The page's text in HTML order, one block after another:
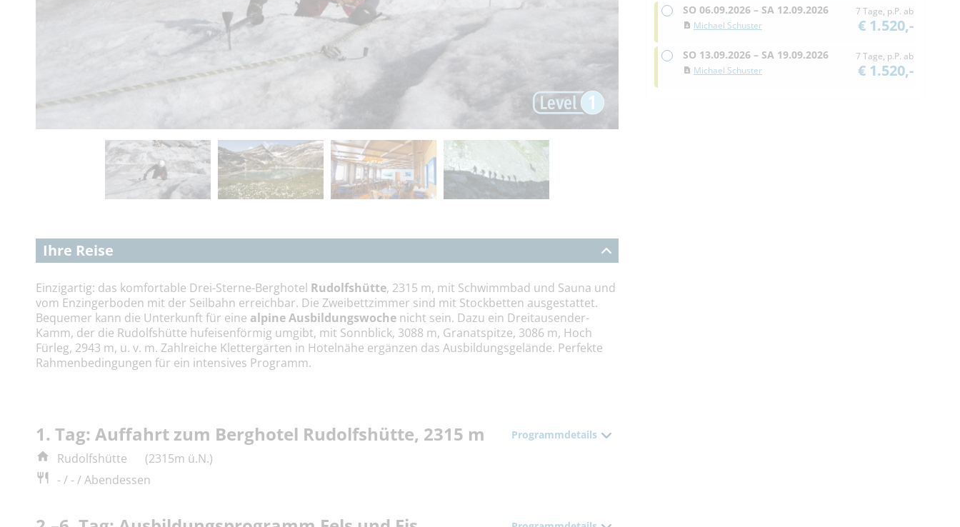
Ihre Reise
Einzigartig: das komfortable Drei-Sterne-Berghotel Rudolfshütte, 2315 m, mit Schwimmbad und Sauna und
vom Enzingerboden mit der Seilbahn erreichbar. Die Zweibettzimmer sind mit Stockbetten ausgestattet.
Bequemer kann die Unterkunft für eine alpine Ausbildungswoche nicht sein. Dazu ein Dreitausender-
Kamm, der die Rudolfshütte hufeisenförmig umgibt, mit Sonnblick, 3088 m, Granatspitze, 3086 m, Hoch
Fürleg, 2943 m, u. v. m. Zahlreiche Klettergärten in Hotelnähe ergänzen das Ausbildungsgelände. Perfekte
Rahmenbedingungen für ein intensives Programm.
1. Tag: Auffahrt zum Berghotel Rudolfshütte, 2315 m Programmdetails
Rudolfshütte
(2315m ü.N.)
- / - / Abendessen
SO 06.09.2026 – SA 12.09.2026
Michael Schuster
7 Tage, p.P. ab
€ 1.520,-
SO 13.09.2026 – SA 19.09.2026
Michael Schuster
7 Tage, p.P. ab
€ 1.520,-